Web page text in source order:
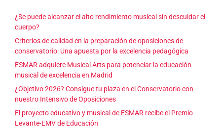
¿Se puede alcanzar el alto rendimiento musical sin descuidar el
cuerpo?
Criterios de calidad en la preparación de oposiciones de
conservatorio: Una apuesta por la excelencia pedagógica
ESMAR adquiere Musical Arts para potenciar la educación
musical de excelencia en Madrid
¿Objetivo 2026? Consigue tu plaza en el Conservatorio con
nuestro Intensivo de Oposiciones
El proyecto educativo y musical de ESMAR recibe el Premio
Levante-EMV de Educación